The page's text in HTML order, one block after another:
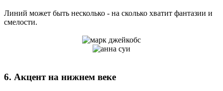
Линий может быть несколько - на сколько хватит фантазии и
смелости.
6. Акцент на нижнем веке